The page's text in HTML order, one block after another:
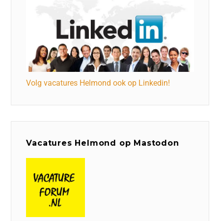
Volg vacatures Helmond ook op Linkedin!
Vacatures Helmond op Mastodon